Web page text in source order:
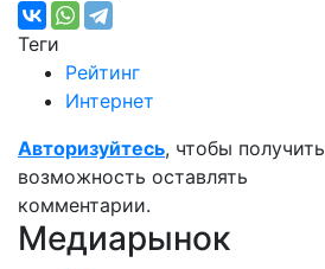
Теги
Рейтинг
Интернет
Авторизуйтесь, чтобы получить
возможность оставлять
комментарии.
Медиарынок